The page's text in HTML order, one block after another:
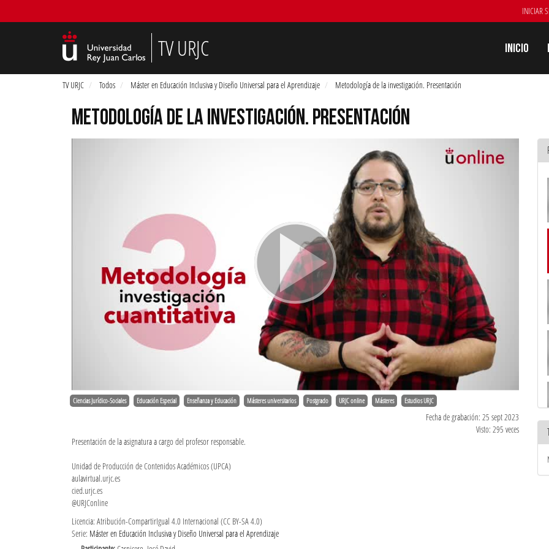
INICIAR
TV URJC Inicio
TV URJC Todos Máster en Educación Inclusiva y Diseño Universal para el Aprendizaje Metodología de la investigación. Presentación
METODOLOGÍA DE LA INVESTIGACIÓN. PRESENTACIÓN
Ciencias Jurídico-Sociales Educación Especial Enseñanza y Educación Másteres universitarios Postgrado URJC online Másteres Estudios URJC
Fecha de grabación: 25 sept 2023
Visto: 295 veces
Presentación de la asignatura a cargo del profesor responsable.
Unidad de Producción de Contenidos Académicos (UPCA)
aulavirtual.urjc.es
cied.urjc.es
@URJConline
Licencia: Atribución-CompartirIgual 4.0 Internacional (CC BY-SA 4.0)
Serie: Máster en Educación Inclusiva y Diseño Universal para el Aprendizaje